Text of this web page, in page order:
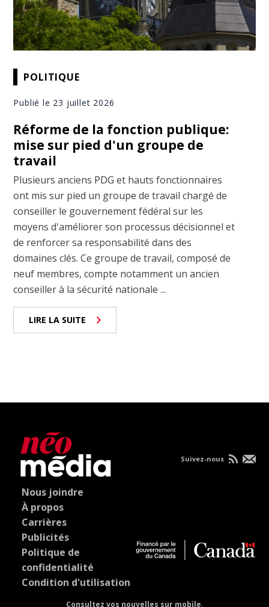
POLITIQUE
Publié le 23 juillet 2026
Réforme de la fonction publique:
mise sur pied d'un groupe de
travail
Plusieurs anciens PDG et hauts fonctionnaires
ont mis sur pied un groupe de travail chargé de
conseiller le gouvernement fédéral sur les
moyens d'améliorer son processus décisionnel et
de renforcer sa responsabilité dans des
domaines clés. Ce groupe de travail, composé de
neuf membres, compte notamment un ancien
conseiller à la sécurité nationale ...
LIRE LA SUITE
Nous joindre
À propos
Carrières
Publicités
Politique de
confidentialité
Condition d'utilisation
Consultez vos nouvelles sur mobile.
Suivez-nous